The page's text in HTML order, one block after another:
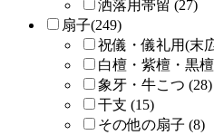
洒落用帯留 (27)
扇子(249)
祝儀・儀礼用(末
白檀・紫檀・黒
象牙・牛こつ (28)
干支 (15)
その他の扇子 (8)